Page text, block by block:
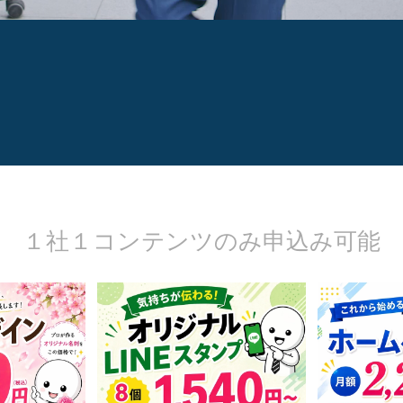
１社１コンテンツのみ申込み可能